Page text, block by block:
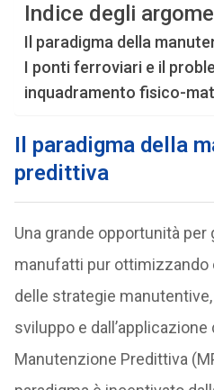
Indice degli
Il paradigma della
I ponti ferroviari e il
inquadramento fisico-
Il paradigma della
predittiva
Una grande opportunità
manufatti pur ottimizzando
delle strategie
sviluppo e
Manutenzione Predittiva